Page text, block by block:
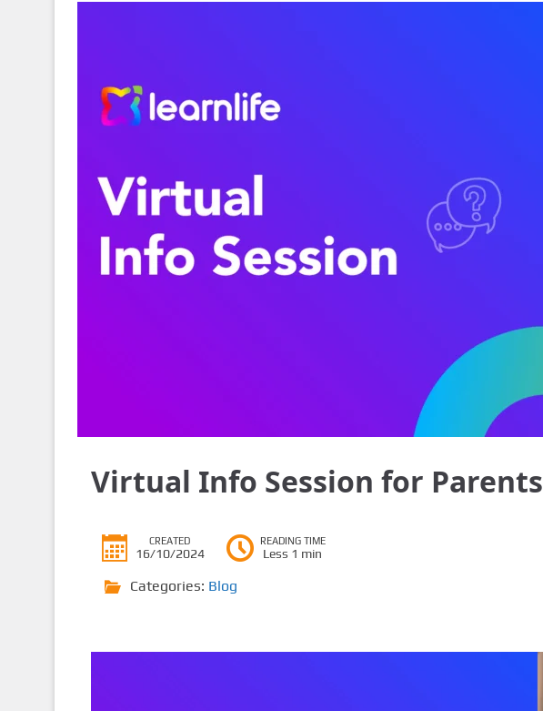
Virtual Info Session for Parents
CREATED
16/10/2024
READING TIME
Less 1 min
Categories: Blog